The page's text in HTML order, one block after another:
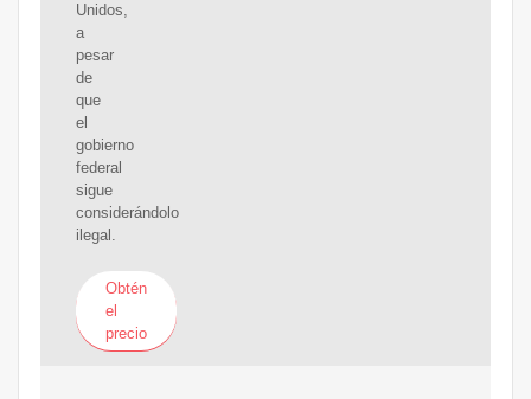
Unidos,
a
pesar
de
que
el
gobierno
federal
sigue
considerándolo
ilegal.
Obtén
el
precio